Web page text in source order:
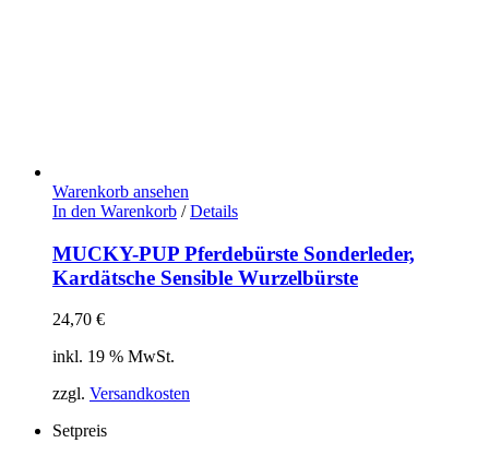
Warenkorb ansehen
In den Warenkorb / Details
MUCKY-PUP Pferdebürste Sonderleder,
Kardätsche Sensible Wurzelbürste
24,70 €
inkl. 19 % MwSt.
zzgl. Versandkosten
Setpreis